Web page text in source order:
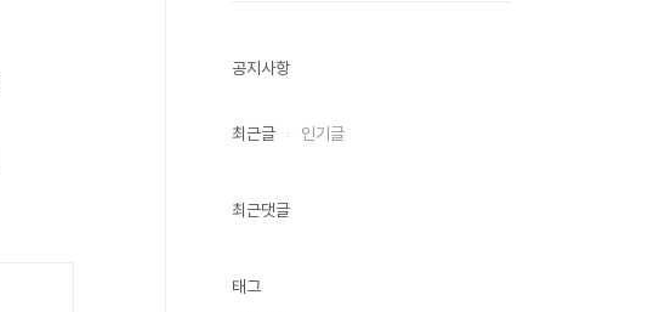
공지사항
최근글 인기글
최근댓글
태그